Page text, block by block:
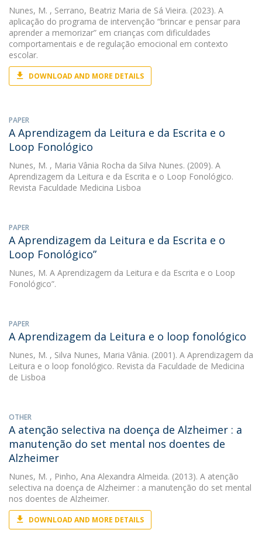
Nunes, M. , Serrano, Beatriz Maria de Sá Vieira. (2023). A
aplicação do programa de intervenção “brincar e pensar para
aprender a memorizar” em crianças com dificuldades
comportamentais e de regulação emocional em contexto
escolar.
DOWNLOAD AND MORE DETAILS
PAPER
A Aprendizagem da Leitura e da Escrita e o
Loop Fonológico
Nunes, M. , Maria Vânia Rocha da Silva Nunes. (2009). A
Aprendizagem da Leitura e da Escrita e o Loop Fonológico.
Revista Faculdade Medicina Lisboa
PAPER
A Aprendizagem da Leitura e da Escrita e o
Loop Fonológico”
Nunes, M. A Aprendizagem da Leitura e da Escrita e o Loop
Fonológico”.
PAPER
A Aprendizagem da Leitura e o loop fonológico
Nunes, M. , Silva Nunes, Maria Vânia. (2001). A Aprendizagem da
Leitura e o loop fonológico. Revista da Faculdade de Medicina
de Lisboa
OTHER
A atenção selectiva na doença de Alzheimer : a
manutenção do set mental nos doentes de
Alzheimer
Nunes, M. , Pinho, Ana Alexandra Almeida. (2013). A atenção
selectiva na doença de Alzheimer : a manutenção do set mental
nos doentes de Alzheimer.
DOWNLOAD AND MORE DETAILS